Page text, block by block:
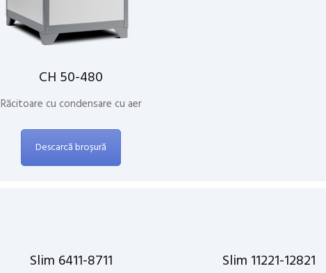
CH 50-480
Răcitoare cu condensare cu aer
Descarcă broșură
Slim 6411-8711 Slim 11221-12821